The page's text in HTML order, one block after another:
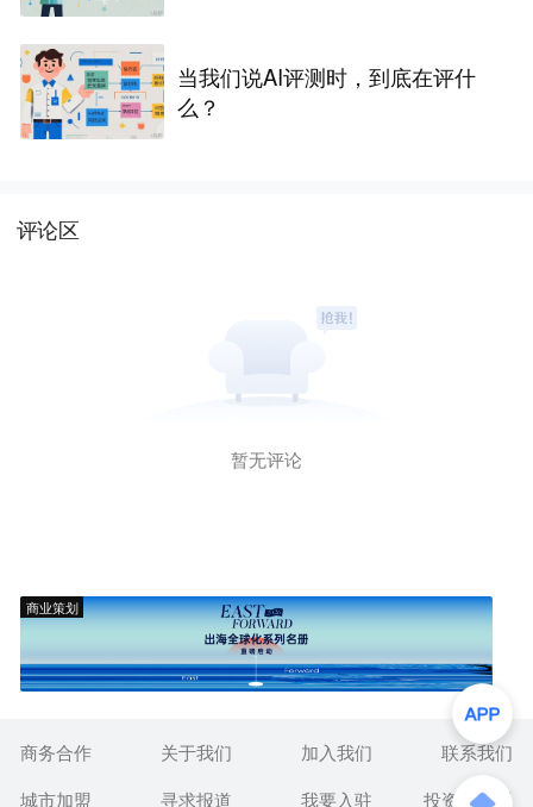
当我们说AI评测时，到底在评什
么？
评论区
暂无评论
商业策划
商务合作 关于我们 加入我们
联系我们
城市加盟
寻求报道 我要入驻 投资者关系